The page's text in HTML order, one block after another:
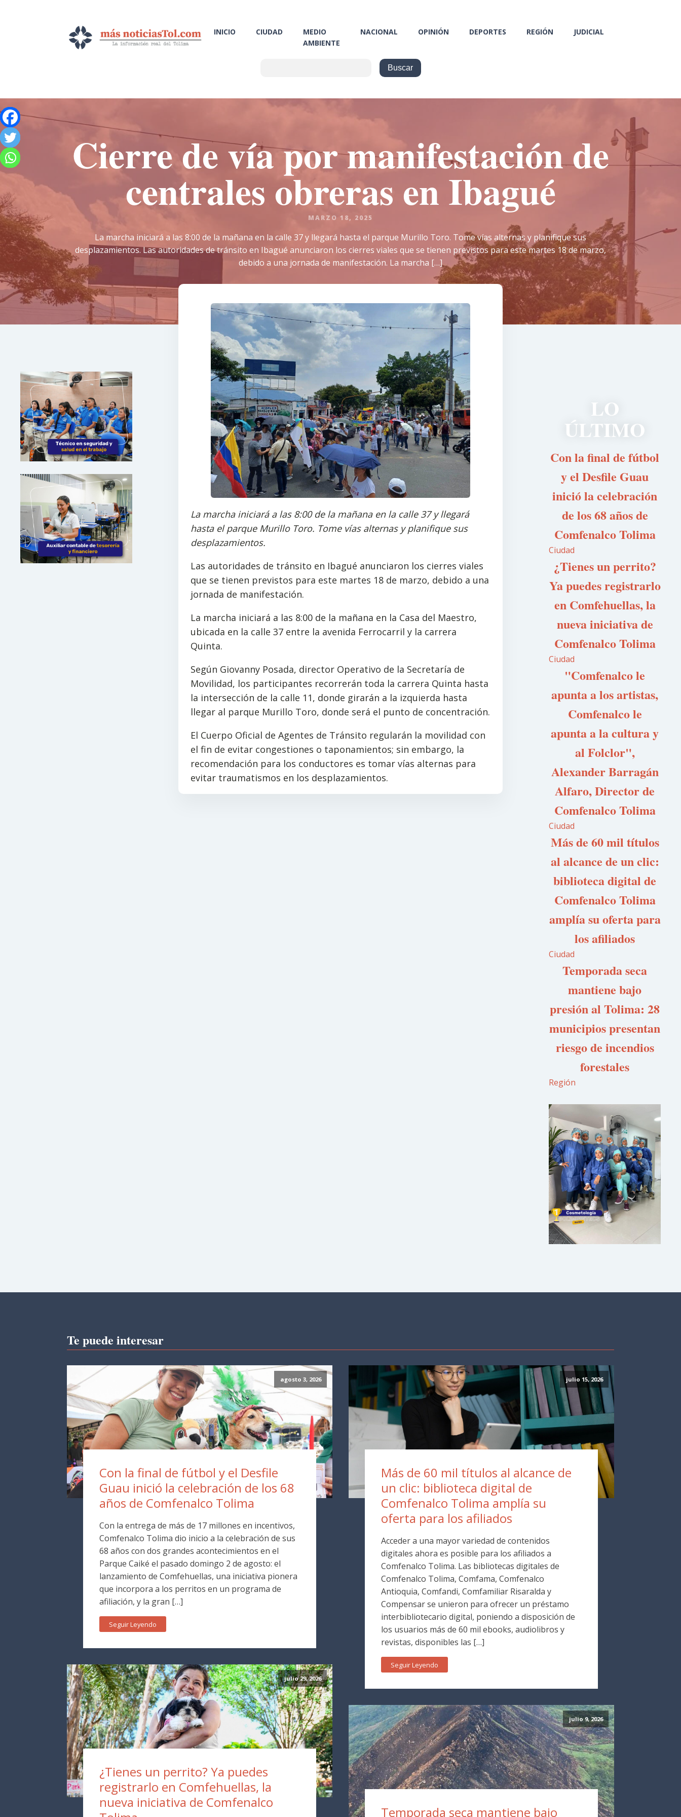
INICIO CIUDAD
MEDIO
AMBIENTE
NACIONAL OPINIÓN DEPORTES REGIÓN JUDICIAL
Cierre de vía por manifestación de
centrales obreras en Ibagué
MARZO 18, 2025
La marcha iniciará a las 8:00 de la mañana en la calle 37 y llegará hasta el parque Murillo Toro. Tome vías alternas y planifique sus
desplazamientos. Las autoridades de tránsito en Ibagué anunciaron los cierres viales que se tienen previstos para este martes 18 de marzo,
debido a una jornada de manifestación. La marcha […]
La marcha iniciará a las 8:00 de la mañana en la calle 37 y llegará
hasta el parque Murillo Toro. Tome vías alternas y planifique sus
desplazamientos.
Las autoridades de tránsito en Ibagué anunciaron los cierres viales
que se tienen previstos para este martes 18 de marzo, debido a una
jornada de manifestación.
La marcha iniciará a las 8:00 de la mañana en la Casa del Maestro,
ubicada en la calle 37 entre la avenida Ferrocarril y la carrera
Quinta.
Según Giovanny Posada, director Operativo de la Secretaría de
Movilidad, los participantes recorrerán toda la carrera Quinta hasta
la intersección de la calle 11, donde girarán a la izquierda hasta
llegar al parque Murillo Toro, donde será el punto de concentración.
El Cuerpo Oficial de Agentes de Tránsito regularán la movilidad con
el fin de evitar congestiones o taponamientos; sin embargo, la
recomendación para los conductores es tomar vías alternas para
evitar traumatismos en los desplazamientos.
LO
ÚLTIMO
Con la final de fútbol
y el Desfile Guau
inició la celebración
de los 68 años de
Comfenalco Tolima
Ciudad
¿Tienes un perrito?
Ya puedes registrarlo
en Comfehuellas, la
nueva iniciativa de
Comfenalco Tolima
Ciudad
"Comfenalco le
apunta a los artistas,
Comfenalco le
apunta a la cultura y
al Folclor",
Alexander Barragán
Alfaro, Director de
Comfenalco Tolima
Ciudad
Más de 60 mil títulos
al alcance de un clic:
biblioteca digital de
Comfenalco Tolima
amplía su oferta para
los afiliados
Ciudad
Temporada seca
mantiene bajo
presión al Tolima: 28
municipios presentan
riesgo de incendios
forestales
Región
Te puede interesar
agosto 3, 2026
Con la final de fútbol y el Desfile
Guau inició la celebración de los 68
años de Comfenalco Tolima
Con la entrega de más de 17 millones en incentivos,
Comfenalco Tolima dio inicio a la celebración de sus
68 años con dos grandes acontecimientos en el
Parque Caiké el pasado domingo 2 de agosto: el
lanzamiento de Comfehuellas, una iniciativa pionera
que incorpora a los perritos en un programa de
afiliación, y la gran […]
Seguir Leyendo
julio 29, 2026
¿Tienes un perrito? Ya puedes
registrarlo en Comfehuellas, la
nueva iniciativa de Comfenalco
julio 15, 2026
Más de 60 mil títulos al alcance de
un clic: biblioteca digital de
Comfenalco Tolima amplía su
oferta para los afiliados
Acceder a una mayor variedad de contenidos
digitales ahora es posible para los afiliados a
Comfenalco Tolima. Las bibliotecas digitales de
Comfenalco Tolima, Comfama, Comfenalco
Antioquia, Comfandi, Comfamiliar Risaralda y
Compensar se unieron para ofrecer un préstamo
interbibliotecario digital, poniendo a disposición de
los usuarios más de 60 mil ebooks, audiolibros y
revistas, disponibles las […]
Seguir Leyendo
julio 9, 2026
Temporada seca mantiene bajo